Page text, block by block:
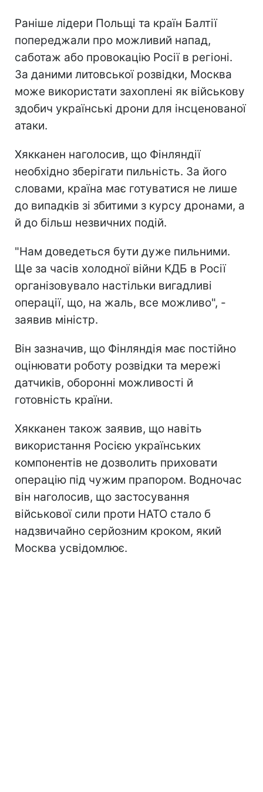
Раніше лідери Польщі та країн Балтії
попереджали про можливий напад,
саботаж або провокацію Росії в регіоні.
За даними литовської розвідки, Москва
може використати захоплені як військову
здобич українські дрони для інсценованої
атаки.
Хякканен наголосив, що Фінляндії
необхідно зберігати пильність. За його
словами, країна має готуватися не лише
до випадків зі збитими з курсу дронами, а
й до більш незвичних подій.
"Нам доведеться бути дуже пильними.
Ще за часів холодної війни КДБ в Росії
організовувало настільки вигадливі
операції, що, на жаль, все можливо", -
заявив міністр.
Він зазначив, що Фінляндія має постійно
оцінювати роботу розвідки та мережі
датчиків, оборонні можливості й
готовність країни.
Хякканен також заявив, що навіть
використання Росією українських
компонентів не дозволить приховати
операцію під чужим прапором. Водночас
він наголосив, що застосування
військової сили проти НАТО стало б
надзвичайно серйозним кроком, який
Москва усвідомлює.